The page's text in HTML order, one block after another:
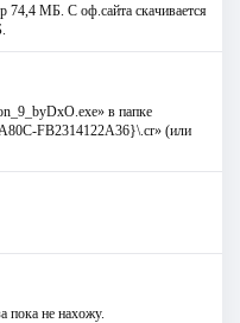
74,4 МБ. С оф.сайта скачивается
в папке
FB2314122A36}\.cr» (или
пока не нахожу.